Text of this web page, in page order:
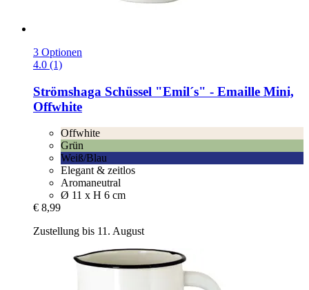
3 Optionen
4.0 (1)
Strömshaga Schüssel "Emil´s" -​ Emaille Mini,
Offwhite
Offwhite
Grün
Weiß/Blau
Elegant & zeitlos
Aromaneutral
Ø 11 x H 6 cm
€ 8,99
Zustellung bis 11. August